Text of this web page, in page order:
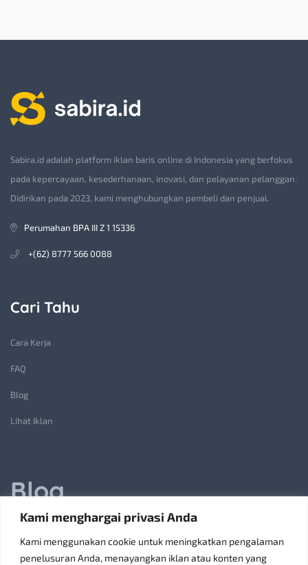
Kami menghargai privasi Anda
Kami menggunakan cookie untuk meningkatkan pengalaman
penelusuran Anda, menayangkan iklan atau konten yang
Sabira.id adalah platform iklan baris online di Indonesia yang berfokus
pada kepercayaan, kesederhanaan, inovasi, dan pelayanan pelanggan.
Didirikan pada 2023, kami menghubungkan pembeli dan penjual.
Perumahan BPA III Z 1 15336
+(62) 8777 566 0088
Cari Tahu
Cara Kerja
FAQ
Blog
Lihat Iklan
Blog
Jasa Pembuatan Lift Barang: Solusi Transportasi Vertikal
Receiving Parcels and Mail at a Rented Room in Singapore